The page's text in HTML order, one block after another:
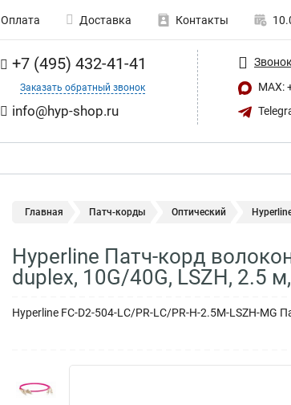
Оплата Доставка Контакты
+7 (495) 432-41-41
Заказать обратный звонок
info@hyp-shop.ru
MAX:
Главная Патч-корды Оптический
Hyperline Патч-корд
duplex, 10G/40G, LSZH, 2.5
Hyperline FC-D2-504-LC/PR-LC/PR-H-2.5M-LSZH-MG